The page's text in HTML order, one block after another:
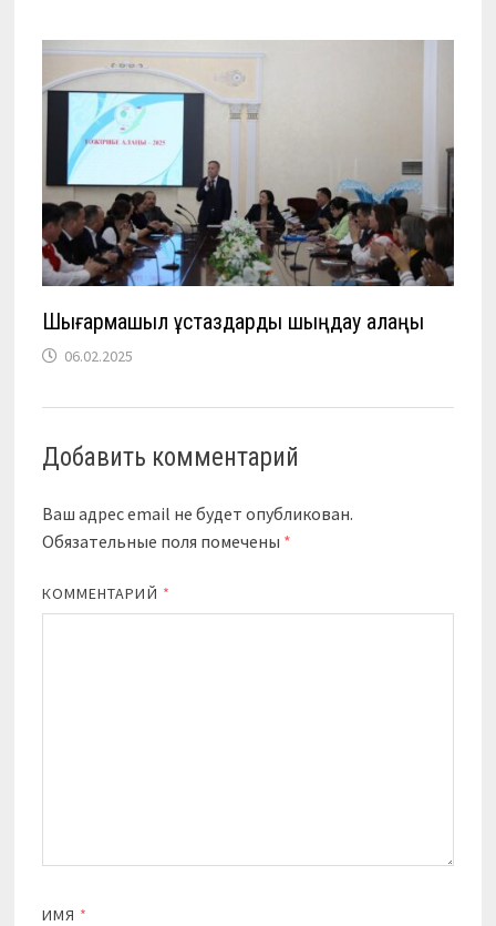
Шығармашыл ұстаздарды шыңдау алаңы
06.02.2025
Добавить комментарий
Ваш адрес email не будет опубликован.
Обязательные поля помечены *
КОММЕНТАРИЙ *
ИМЯ *